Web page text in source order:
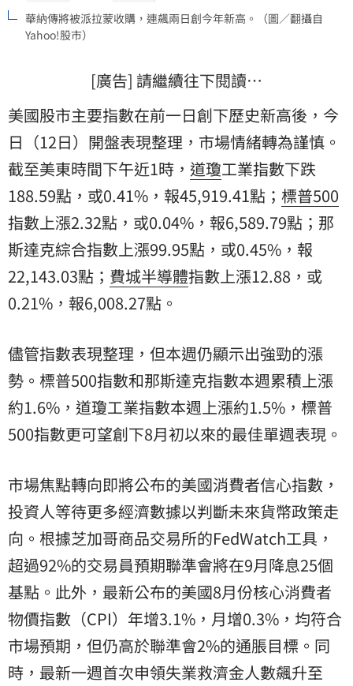
華納傳將被派拉蒙收購，連飆兩日創今年新高。（圖／翻攝自
Yahoo!股市）
[廣告] 請繼續往下閱讀…
美國股市主要指數在前一日創下歷史新高後，今
日（12日）開盤表現整理，市場情緒轉為謹慎。
截至美東時間下午近1時， 道瓊工業指數下跌
188.59點，或0.41%，報45,919.41點； 標普500
指數上漲2.32點，或0.04%，報6,589.79點；那
斯達克綜合指數上漲99.95點，或0.45%，報
22,143.03點； 費城半導體指數上漲12.88，或
0.21%，報6,008.27點。
儘管指數表現整理，但本週仍顯示出強勁的漲
勢。標普500指數和那斯達克指數本週累積上漲
約1.6%，道瓊工業指數本週上漲約1.5%，標普
500指數更可望創下8月初以來的最佳單週表現。
市場焦點轉向即將公布的美國消費者信心指數，
投資人等待更多經濟數據以判斷未來貨幣政策走
向。根據芝加哥商品交易所的FedWatch工具，
超過92%的交易員預期聯準會將在9月降息25個
基點。此外，最新公布的美國8月份核心消費者
物價指數（CPI）年增3.1%，月增0.3%，均符合
市場預期，但仍高於聯準會2%的通脹目標。同
時，最新一週首次申領失業救濟金人數飆升至